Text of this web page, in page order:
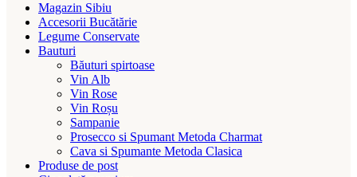
Magazin Sibiu
Accesorii Bucătărie
Legume Conservate
Bauturi
Băuturi spirtoase
Vin Alb
Vin Rose
Vin Roșu
Sampanie
Prosecco si Spumant Metoda Charmat
Cava si Spumante Metoda Clasica
Produse de post